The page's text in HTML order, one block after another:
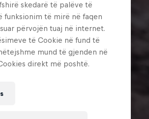
skedarë të palëve të
funksionim të mirë në faqen
përvojën tuaj në internet.
të Cookie në fund të
mund të gjenden në
direkt më poshtë.